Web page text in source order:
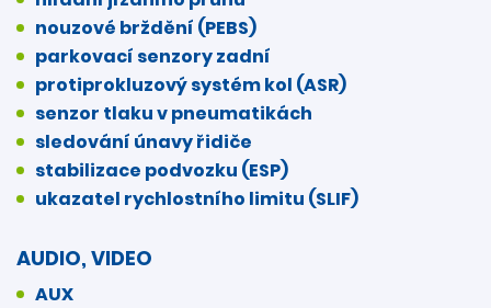
nouzové brždění (PEBS)
parkovací senzory zadní
protiprokluzový systém kol (ASR)
senzor tlaku v pneumatikách
sledování únavy řidiče
stabilizace podvozku (ESP)
ukazatel rychlostního limitu (SLIF)
AUDIO, VIDEO
AUX